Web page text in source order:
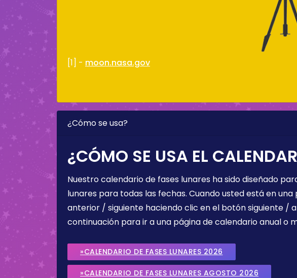
[1] - moon.nasa.gov
¿Cómo se usa?
¿CÓMO SE USA EL
Nuestro calendario de fases lunares ha sido diseñado
lunares para todas las fechas. Cuando usted está en
anterior / siguiente haciendo clic en el botón siguiente /
continuación para ir a una página de calendario anual o
»CALENDARIO DE FASES LUNARES 2026
»CALENDARIO DE FASES LUNARES AGOSTO 2026